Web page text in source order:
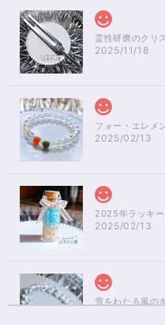
2025/11/18
2025/02/13
2025/02/13